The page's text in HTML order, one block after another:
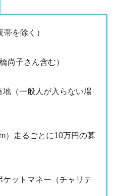
を除く）
尚子さん含む）
（一般人が入らない場
）走るごとに10万円の募
ットマネー（チャリテ